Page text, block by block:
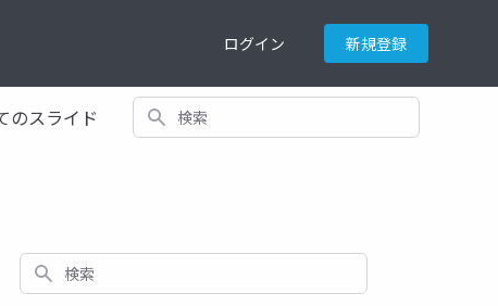
ログイン 新規登録
のスライド 検索
検索